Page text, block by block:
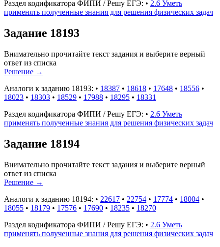
Раздел кодификатора ФИПИ / Решу ЕГЭ: • 2.6 Уметь
применять полученные знания для решения физических задач
Задание 18193
Внимательно прочитайте текст задания и выберите верный
ответ из списка
Решение →
Аналоги к заданию 18193: • 18387 • 18618 • 17648 • 18556 •
18023 • 18303 • 18529 • 17988 • 18295 • 18331
Раздел кодификатора ФИПИ / Решу ЕГЭ: • 2.6 Уметь
применять полученные знания для решения физических задач
Задание 18194
Внимательно прочитайте текст задания и выберите верный
ответ из списка
Решение →
Аналоги к заданию 18194: • 22617 • 22754 • 17774 • 18004 •
18055 • 18179 • 17576 • 17690 • 18235 • 18270
Раздел кодификатора ФИПИ / Решу ЕГЭ: • 2.6 Уметь
применять полученные знания для решения физических задач